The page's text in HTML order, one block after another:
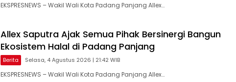
EKSPRESNEWS – Wakil Wali Kota Padang Panjang Allex…
Allex Saputra Ajak Semua Pihak Bersinergi Bangun
Ekosistem Halal di Padang Panjang
Berita Selasa, 4 Agustus 2026 | 21:42 WIB
EKSPRESNEWS – Wakil Wali Kota Padang Panjang Allex…